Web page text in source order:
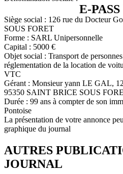
E-
Siège social : 126 rue du Docteur
SOUS FORET
Forme : SARL Unipersonnelle
Capital : 5000 €
Objet social : Transport de
réglementation de la location de
VTC
Gérant : Monsieur yann LE GAL,
95350 SAINT BRICE SOUS
Durée : 99 ans à compter de son
Pontoise
La présentation de votre annonce
graphique du journal
AUTRES
JOURNAL